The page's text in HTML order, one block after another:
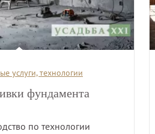
услуги, технологии
фундамента
по технологии